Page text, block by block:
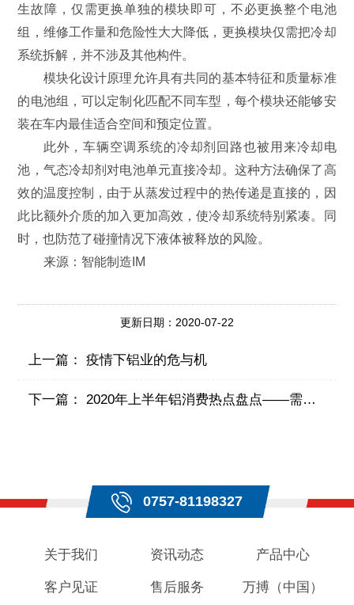
生故障，仅需更换单独的模块即可，不必更换整个电池
组，维修工作量和危险性大大降低，更换模块仅需把冷却
系统拆解，并不涉及其他构件。
模块化设计原理允许具有共同的基本特征和质量标准
的电池组，可以定制化匹配不同车型，每个模块还能够安
装在车内最佳适合空间和预定位置。
此外，车辆空调系统的冷却剂回路也被用来冷却电
池，气态冷却剂对电池单元直接冷却。这种方法确保了高
效的温度控制，由于从蒸发过程中的热传递是直接的，因
此比额外介质的加入更加高效，使冷却系统特别紧凑。同
时，也防范了碰撞情况下液体被释放的风险。
来源：智能制造IM
更新日期：2020-07-22
上一篇： 疫情下铝业的危与机
下一篇： 2020年上半年铝消费热点盘点——需求替代篇
0757-81198327
关于我们 资讯动态 产品中心
客户见证 售后服务 万搏（中国）